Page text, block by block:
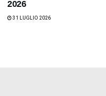
2026
31 LUGLIO 2026